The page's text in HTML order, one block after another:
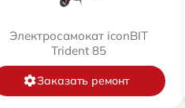
Электросамокат iconBIT
Trident 85
Заказать ремонт